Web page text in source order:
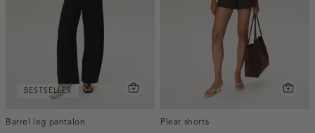
BESTSELLER
Barrel leg pantalon
Pleat shorts